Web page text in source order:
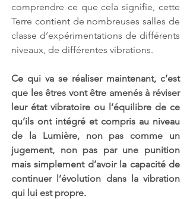
comprendre ce que cela signifie, cette
Terre contient de nombreuses salles de
classe d’expérimentations de différents
niveaux, de différentes vibrations.
Ce qui va se réaliser maintenant, c’est
que les êtres vont être amenés à réviser
leur état vibratoire ou l’équilibre de ce
qu’ils ont intégré et compris au niveau
de la Lumière, non pas comme un
jugement, non pas par une punition
mais simplement d’avoir la capacité de
continuer l’évolution dans la vibration
qui lui est propre.